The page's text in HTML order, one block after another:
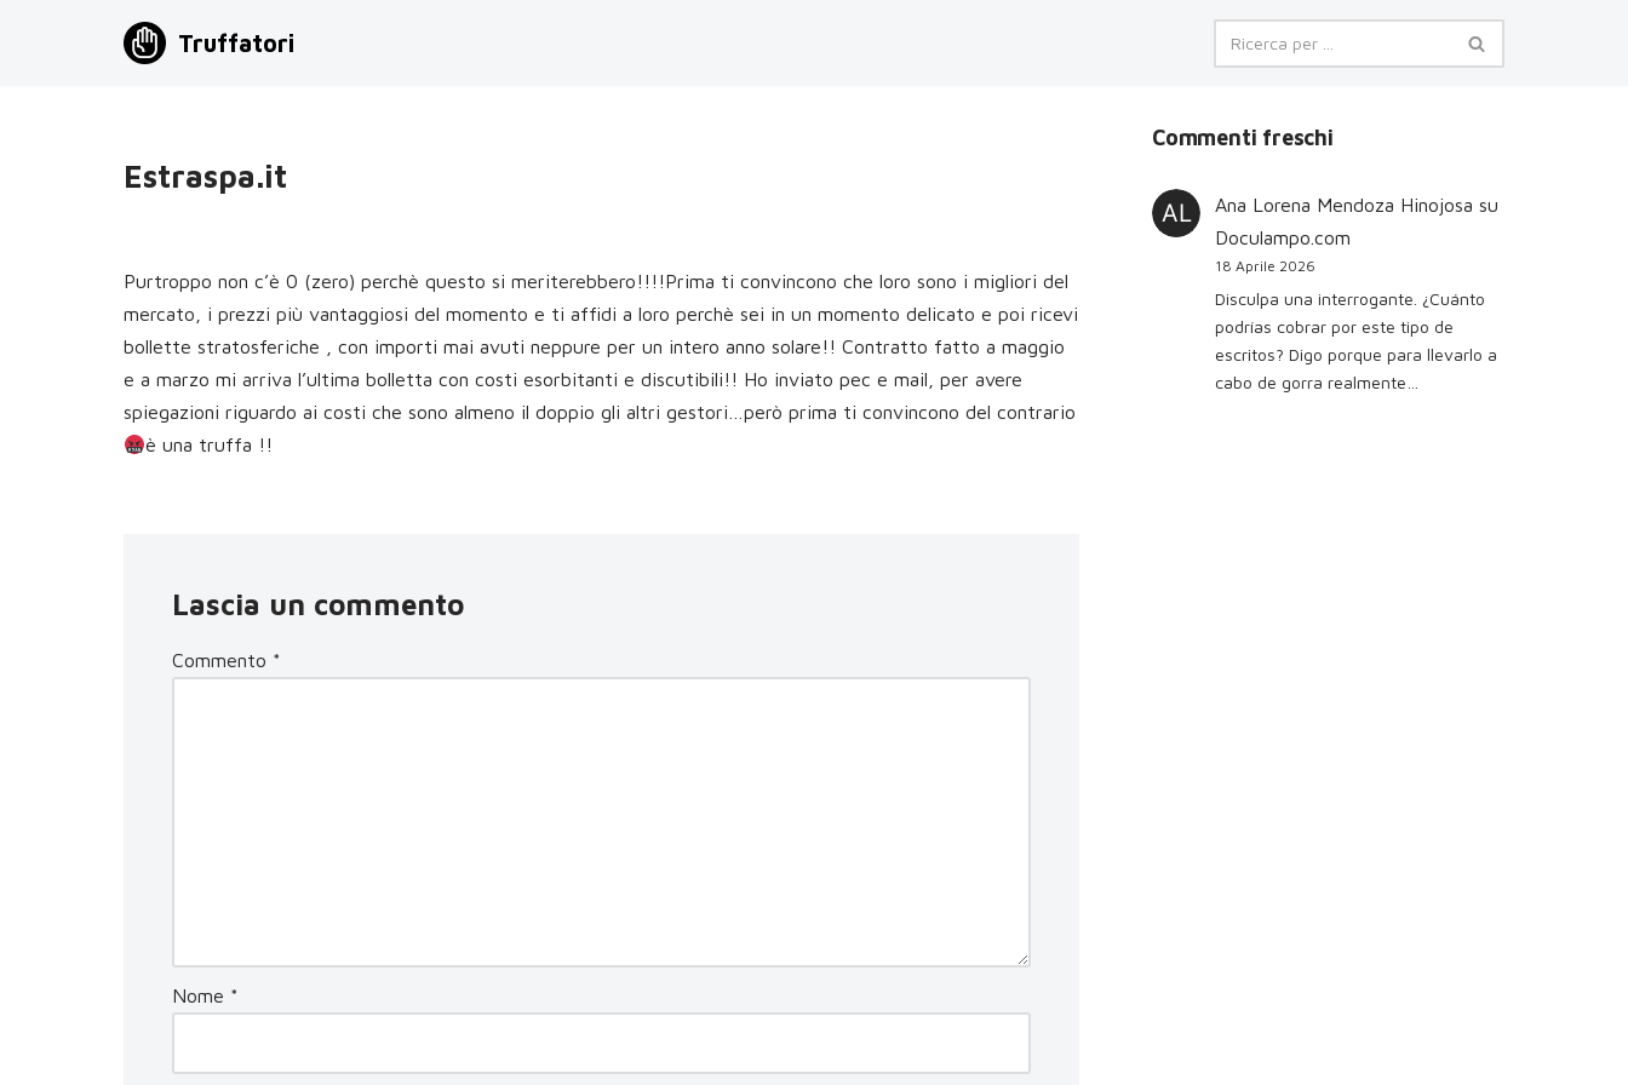
Truffatori
Estraspa.it
Purtroppo non c’è 0 (zero) perchè questo si meriterebbero!!!!Prima ti convincono che loro sono i migliori del
mercato, i prezzi più vantaggiosi del momento e ti affidi a loro perchè sei in un momento delicato e poi ricevi
bollette stratosferiche , con importi mai avuti neppure per un intero anno solare!! Contratto fatto a maggio
e a marzo mi arriva l’ultima bolletta con costi esorbitanti e discutibili!! Ho inviato pec e mail, per avere
spiegazioni riguardo ai costi che sono almeno il doppio gli altri gestori…però prima ti convincono del contrario
è una truffa !!
Lascia un commento
Commento *
Nome *
Commenti freschi
Ana Lorena Mendoza Hinojosa su
Doculampo.com
18 Aprile 2026
Disculpa una interrogante. ¿Cuánto
podrías cobrar por este tipo de
escritos? Digo porque para llevarlo a
cabo de gorra realmente…